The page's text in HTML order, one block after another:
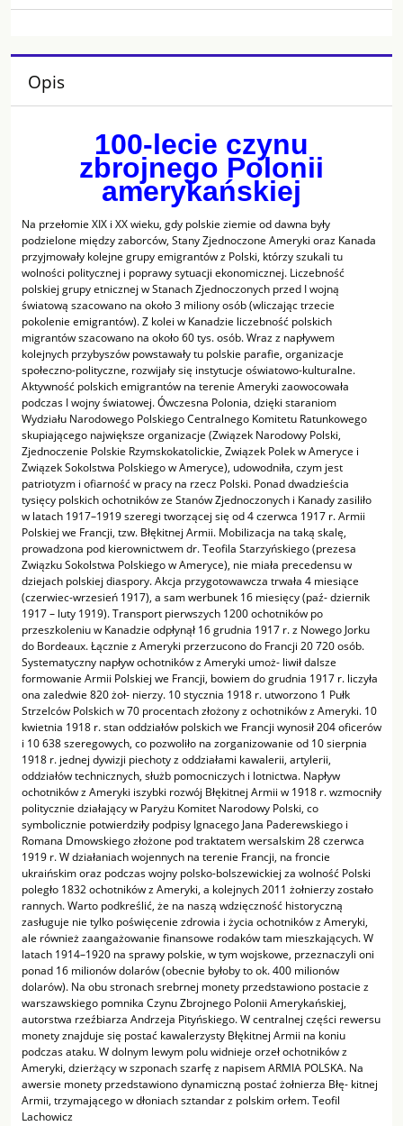
Opis
100-lecie czynu
zbrojnego Polonii
amerykańskiej
Na przełomie XIX i XX wieku, gdy polskie ziemie od dawna były
podzielone między zaborców, Stany Zjednoczone Ameryki oraz Kanada
przyjmowały kolejne grupy emigrantów z Polski, którzy szukali tu
wolności politycznej i poprawy sytuacji ekonomicznej. Liczebność
polskiej grupy etnicznej w Stanach Zjednoczonych przed I wojną
światową szacowano na około 3 miliony osób (wliczając trzecie
pokolenie emigrantów). Z kolei w Kanadzie liczebność polskich
migrantów szacowano na około 60 tys. osób. Wraz z napływem
kolejnych przybyszów powstawały tu polskie parafie, organizacje
społeczno-polityczne, rozwijały się instytucje oświatowo-kulturalne.
Aktywność polskich emigrantów na terenie Ameryki zaowocowała
podczas I wojny światowej. Ówczesna Polonia, dzięki staraniom
Wydziału Narodowego Polskiego Centralnego Komitetu Ratunkowego
skupiającego największe organizacje (Związek Narodowy Polski,
Zjednoczenie Polskie Rzymskokatolickie, Związek Polek w Ameryce i
Związek Sokolstwa Polskiego w Ameryce), udowodniła, czym jest
patriotyzm i ofiarność w pracy na rzecz Polski. Ponad dwadzieścia
tysięcy polskich ochotników ze Stanów Zjednoczonych i Kanady zasiliło
w latach 1917–1919 szeregi tworzącej się od 4 czerwca 1917 r. Armii
Polskiej we Francji, tzw. Błękitnej Armii. Mobilizacja na taką skalę,
prowadzona pod kierownictwem dr. Teofila Starzyńskiego (prezesa
Związku Sokolstwa Polskiego w Ameryce), nie miała precedensu w
dziejach polskiej diaspory. Akcja przygotowawcza trwała 4 miesiące
(czerwiec-wrzesień 1917), a sam werbunek 16 miesięcy (paź- dziernik
1917 – luty 1919). Transport pierwszych 1200 ochotników po
przeszkoleniu w Kanadzie odpłynął 16 grudnia 1917 r. z Nowego Jorku
do Bordeaux. Łącznie z Ameryki przerzucono do Francji 20 720 osób.
Systematyczny napływ ochotników z Ameryki umoż- liwił dalsze
formowanie Armii Polskiej we Francji, bowiem do grudnia 1917 r. liczyła
ona zaledwie 820 żoł- nierzy. 10 stycznia 1918 r. utworzono 1 Pułk
Strzelców Polskich w 70 procentach złożony z ochotników z Ameryki. 10
kwietnia 1918 r. stan oddziałów polskich we Francji wynosił 204 oficerów
i 10 638 szeregowych, co pozwoliło na zorganizowanie od 10 sierpnia
1918 r. jednej dywizji piechoty z oddziałami kawalerii, artylerii,
oddziałów technicznych, służb pomocniczych i lotnictwa. Napływ
ochotników z Ameryki iszybki rozwój Błękitnej Armii w 1918 r. wzmocniły
politycznie działający w Paryżu Komitet Narodowy Polski, co
symbolicznie potwierdziły podpisy Ignacego Jana Paderewskiego i
Romana Dmowskiego złożone pod traktatem wersalskim 28 czerwca
1919 r. W działaniach wojennych na terenie Francji, na froncie
ukraińskim oraz podczas wojny polsko-bolszewickiej za wolność Polski
poległo 1832 ochotników z Ameryki, a kolejnych 2011 żołnierzy zostało
rannych. Warto podkreślić, że na naszą wdzięczność historyczną
zasługuje nie tylko poświęcenie zdrowia i życia ochotników z Ameryki,
ale również zaangażowanie finansowe rodaków tam mieszkających. W
latach 1914–1920 na sprawy polskie, w tym wojskowe, przeznaczyli oni
ponad 16 milionów dolarów (obecnie byłoby to ok. 400 milionów
dolarów). Na obu stronach srebrnej monety przedstawiono postacie z
warszawskiego pomnika Czynu Zbrojnego Polonii Amerykańskiej,
autorstwa rzeźbiarza Andrzeja Pityńskiego. W centralnej części rewersu
monety znajduje się postać kawalerzysty Błękitnej Armii na koniu
podczas ataku. W dolnym lewym polu widnieje orzeł ochotników z
Ameryki, dzierżący w szponach szarfę z napisem ARMIA POLSKA. Na
awersie monety przedstawiono dynamiczną postać żołnierza Błę- kitnej
Armii, trzymającego w dłoniach sztandar z polskim orłem. Teofil
Lachowicz